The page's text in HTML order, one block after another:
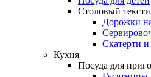
Столовый
Дорожки
Скатерти и
Кухня
Посуда для